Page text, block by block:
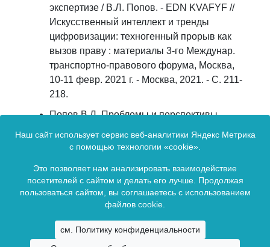
экспертизе / В.Л. Попов. - EDN KVAFYF //
Искусственный интеллект и тренды
цифровизации: техногенный прорыв как
вызов праву : материалы 3-го Междунар.
транспортно-правового форума, Москва,
10-11 февр. 2021 г. - Москва, 2021. - С. 211-
218.
Попов В.Л. Проблемы и перспективы
при производстве судебных экспертиз в
MSZQWS // Транспортное право и
безопасность. - 2020. - № 3 (35). - С. 65-75.
Наш сайт использует сервис веб-аналитики Яндекс Метрика
с помощью технологии «cookie».
Это позволяет нам анализировать взаимодействие
посетителей с сайтом и делать его лучше. Продолжая
пользоваться сайтом, вы соглашаетесь с использованием
файлов cookie.
см. Политику конфиденциальности
Зарегистрирован в Федеральной службе по надзору в сфере связи,
информационных технологий и массовых коммуникаций.